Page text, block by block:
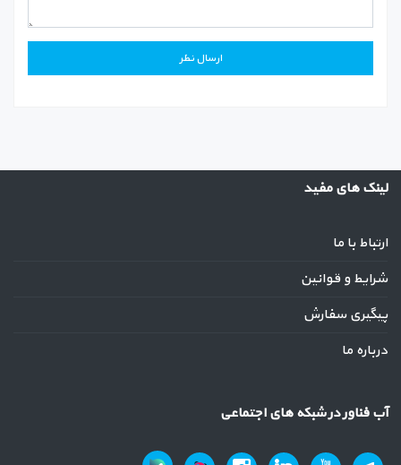
لینک های مفید
ارتباط با ما
شرایط و قوانین
پیگیری سفارش
درباره ما
آب فناور در شبکه های اجتماعی